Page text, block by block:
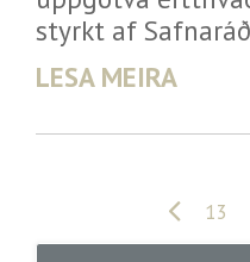
styrkt af
LESA MEIRA
13